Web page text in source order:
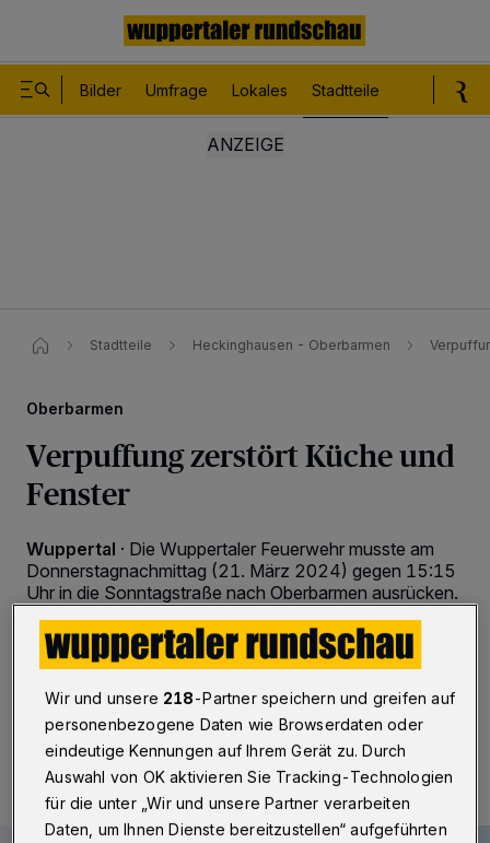
Bilder Umfrage Lokales Stadtteile
Stadtteile Heckinghausen - Oberbarmen
Oberbarmen
Verpuffung zerstört Küche und
Fenster
Wuppertal · Die Wuppertaler Feuerwehr musste am
Donnerstagnachmittag (21. März 2024) gegen 15:15
Uhr in die Sonntagstraße nach Oberbarmen ausrücken.
Von dort war ein „explosionsartiges Geschehen“ in
einem Mehrfamilienhaus gemeldet worden.
21.03.2024 , 21:54 Uhr Eine Minute Lesezeit
Wir und unsere 218-Partner speichern und greifen auf
personenbezogene Daten wie Browserdaten oder
eindeutige Kennungen auf Ihrem Gerät zu. Durch
Auswahl von OK aktivieren Sie Tracking-Technologien
für die unter „Wir und unsere Partner verarbeiten
Daten, um Ihnen Dienste bereitzustellen“ aufgeführten